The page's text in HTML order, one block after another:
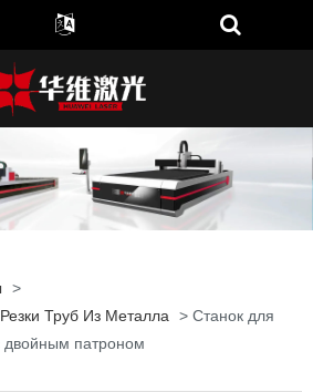
>
Труб Из Металла > Станок для
двойным патроном